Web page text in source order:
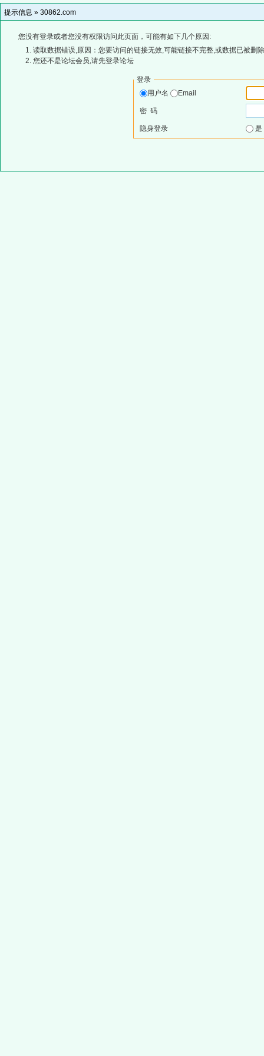
提示信息 » 30862.com
您没有登录或者您没有权限访问此页面，可能有如下几个原因:
读取数据错误,原因：您要访问的链接无效,可能链接不完整,或数据已被删
您还不是论坛会员,请先登录论坛
登录
用户名
Email
密 码
隐身登录